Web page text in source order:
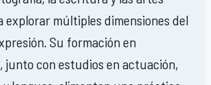
explorar múltiples dimensiones del
Su formación en
junto con estudios en actuación,